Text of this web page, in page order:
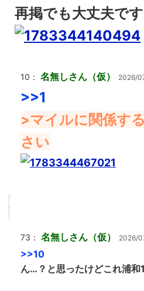
再掲でも大丈夫です
10： 名無しさん（仮） 2026/
>>1
>マイルに関係す
さい
73： 名無しさん（仮） 2026/
>>10
ん…？と思ったけどこれ浦和